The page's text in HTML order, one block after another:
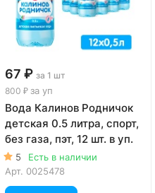
67 ₽ за 1 шт
800 ₽ за уп
Вода Калинов Родничок
детская 0.5 литра, спорт,
без газа, пэт, 12 шт. в уп.
5
Есть в наличии
Арт. 0025478